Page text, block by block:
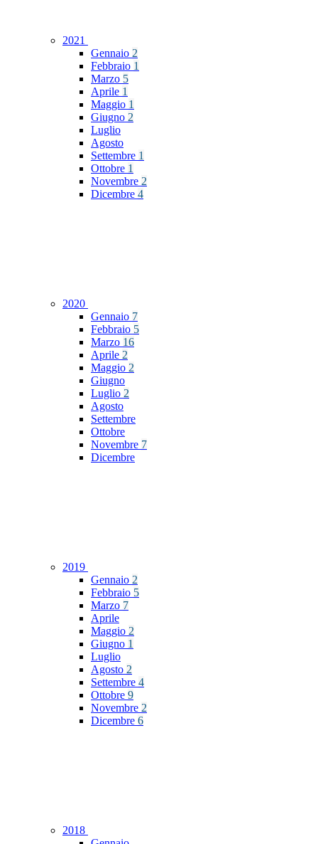
2021
Gennaio 2
Febbraio 1
Marzo 5
Aprile 1
Maggio 1
Giugno 2
Luglio
Agosto
Settembre 1
Ottobre 1
Novembre 2
Dicembre 4
2020
Gennaio 7
Febbraio 5
Marzo 16
Aprile 2
Maggio 2
Giugno
Luglio 2
Agosto
Settembre
Ottobre
Novembre 7
Dicembre
2019
Gennaio 2
Febbraio 5
Marzo 7
Aprile
Maggio 2
Giugno 1
Luglio
Agosto 2
Settembre 4
Ottobre 9
Novembre 2
Dicembre 6
2018